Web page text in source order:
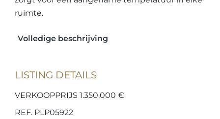
ruimte.
Volledige beschrijving
LISTING DETAILS
VERKOOPPRIJS 1.350.000 €
REF. PLP05922